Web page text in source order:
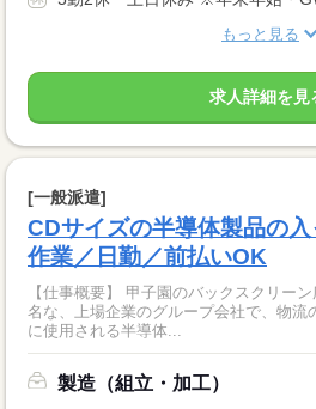
もっと見る
求人詳細を見
[一般派遣]
CDサイズの半導体製品の
作業／日勤／前払いOK
【仕事概要】 甲子園のバックスクリー
名な、上場企業のグループ会社で、物流
に使用される半導体...
製造（組立・加工）